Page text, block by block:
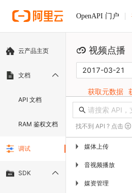
OpenAPI 门户
云产品主页
文档
API 文档
RAM 鉴权文档
调试
SDK
视频点播
2017-03-21
获取元数据
找不到 API ? 点击
▶ 媒体上传
▶ 音视频播放
▶ 媒资管理